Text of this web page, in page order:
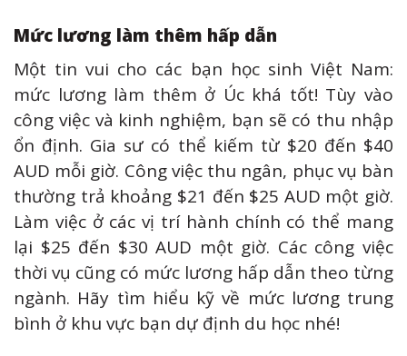
Mức lương làm thêm hấp dẫn
Một tin vui cho các bạn học sinh Việt Nam:
mức lương làm thêm ở Úc khá tốt! Tùy vào
công việc và kinh nghiệm, bạn sẽ có thu nhập
ổn định. Gia sư có thể kiếm từ $20 đến $40
AUD mỗi giờ. Công việc thu ngân, phục vụ bàn
thường trả khoảng $21 đến $25 AUD một giờ.
Làm việc ở các vị trí hành chính có thể mang
lại $25 đến $30 AUD một giờ. Các công việc
thời vụ cũng có mức lương hấp dẫn theo từng
ngành. Hãy tìm hiểu kỹ về mức lương trung
bình ở khu vực bạn dự định du học nhé!